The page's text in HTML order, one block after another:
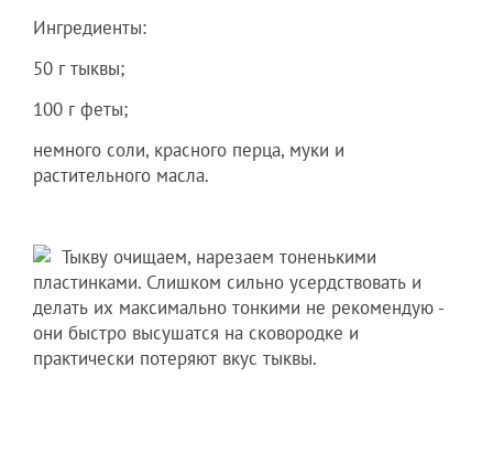
Ингредиенты:
50 г тыквы;
100 г феты;
немного соли, красного перца, муки и
растительного масла.
Тыкву очищаем, нарезаем тоненькими
пластинками. Слишком сильно усердствовать и
делать их максимально тонкими не рекомендую -
они быстро высушатся на сковородке и
практически потеряют вкус тыквы.